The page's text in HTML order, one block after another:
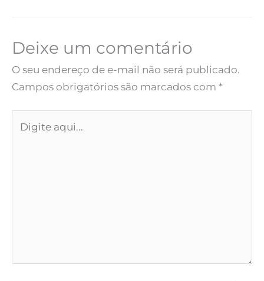
Deixe um comentário
O seu endereço de e-mail não será publicado.
Campos obrigatórios são marcados com *
aqui...